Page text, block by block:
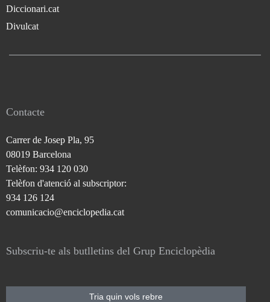
Diccionari.cat
Divulcat
Contacte
Carrer de Josep Pla, 95
08019 Barcelona
Telèfon: 934 120 030
Telèfon d'atenció al subscriptor:
934 126 124
comunicacio@enciclopedia.cat
Subscriu-te als butlletins del Grup Enciclopèdia
Tria quin vols rebre